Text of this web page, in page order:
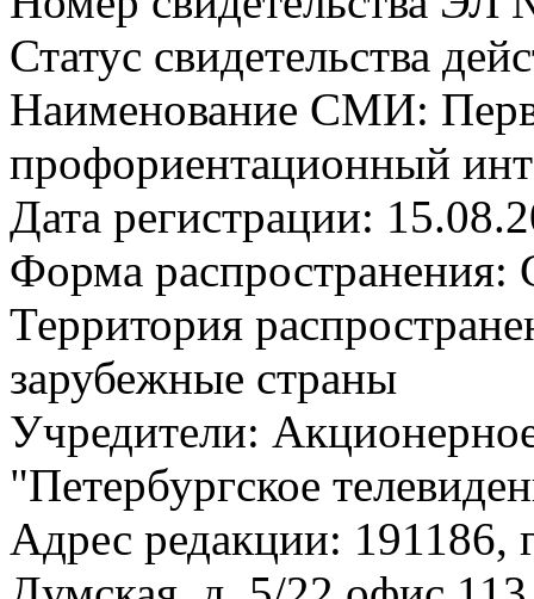
Статус свидетельства
Наименование СМИ:
профориентационный
Дата регистрации:
Форма распространения:
Территория
зарубежные страны
Учредители:
"Петербургское
Адрес редакции: 191186,